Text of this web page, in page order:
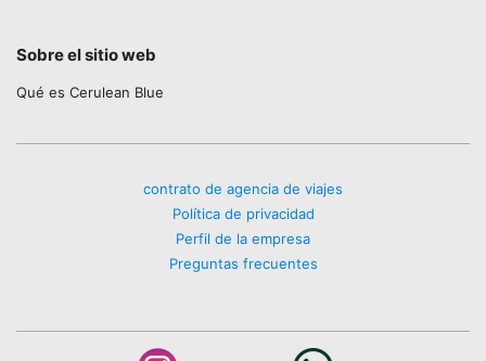
Sobre el sitio web
Qué es Cerulean Blue
contrato de agencia de viajes
Política de privacidad
Perfil de la empresa
Preguntas frecuentes